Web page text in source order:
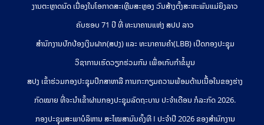
ງານຕະຫຼາດນັດ ເນື່ອງໃນໂອກາດສະເຫຼີມສະຫຼອງ ວັນສ້າງຕັ້ງສະຫະພັນແມ່ຍິງລາວ
ຄົບຮອບ 71 ປີ ທີ່ ທະນາຄານແຫ່ງ ສປປ ລາວ
ສຳນັກງານປົກປ້ອງເງິນຝາກ(ສປງ) ແລະ ທະນາຄານຄຳ(LBB) ເປີດກອງປະຊຸມ
ວິຊາການເຮັດວຽກຮ່ວມກັນ ເພື່ອເກັບກຳຂໍ້ມູນ
ສປງ ເຂົ້າຮ່ວມກອງປະຊຸມປຶກສາຫາລື ການກະກຽມຄວາມພ້ອມດ້ານເນື້ອໃນຂອງຮ່າງ
ກົດໝາຍ ທີ່ຈະນໍາເຂົ້າຜ່ານກອງປະຊຸມລັດຖະບານ ປະຈໍາເດືອນ ກໍລະກົດ 2026.
ກອງປະຊຸມສະພາບໍລິຫານ ສະໄໝສາມັນຄັ້ງທີ I ປະຈຳປີ 2026 ຂອງສຳນັກງານ